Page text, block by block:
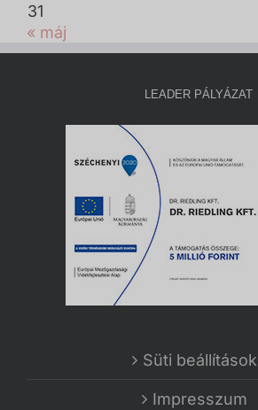
31
« máj
LEADER PÁLYÁZAT
Süti beállítások
Impresszum